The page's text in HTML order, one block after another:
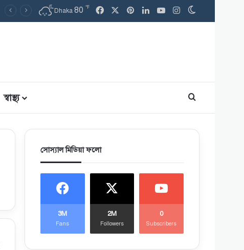
Dhaka 80 ℉ Facebook PinterestLinkedInYouTubeInstagram
স্বাস্থ্য Search for
সোস্যাল মিডিয়া ফলো
3M
Fans
2M
Followers
0
Subscribers